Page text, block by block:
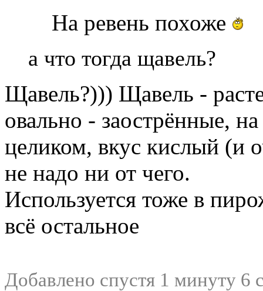
На ревень похоже
а что тогда щавель?
Щавель?))) Щавель -
овально - заострённые,
целиком, вкус кислый (и
не надо ни от чего.
Используется тоже в
всё остальное
Добавлено спустя 1 минуту 6